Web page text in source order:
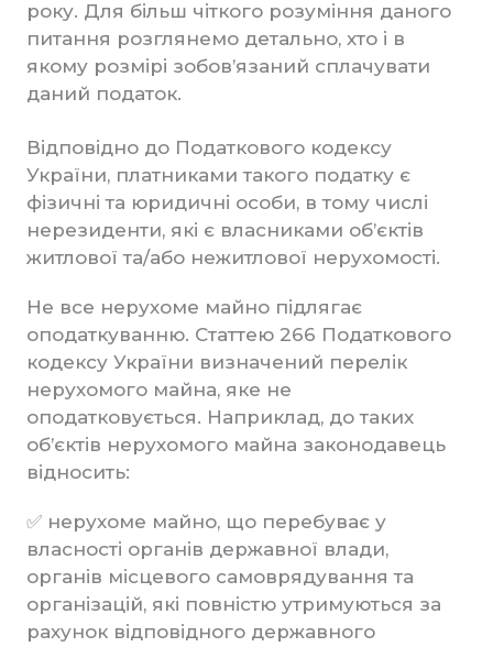
року. Для більш чіткого розуміння даного
питання розглянемо детально, хто і в
якому розмірі зобов’язаний сплачувати
даний податок.
Відповідно до Податкового кодексу
України, платниками такого податку є
фізичні та юридичні особи, в тому числі
нерезиденти, які є власниками об’єктів
житлової та/або нежитлової нерухомості.
Не все нерухоме майно підлягає
оподаткуванню. Статтею 266 Податкового
кодексу України визначений перелік
нерухомого майна, яке не
оподатковується. Наприклад, до таких
об’єктів нерухомого майна законодавець
відносить:
✅ нерухоме майно, що перебуває у
власності органів державної влади,
органів місцевого самоврядування та
організацій, які повністю утримуються за
рахунок відповідного державного